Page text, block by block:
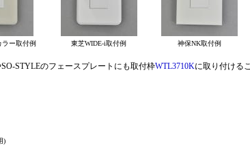
ラー取付例 東芝WIDE-i取付例 神保NK取付例
STYLEのフェースプレートにも取付枠WTL3710Kに取り付ける
)